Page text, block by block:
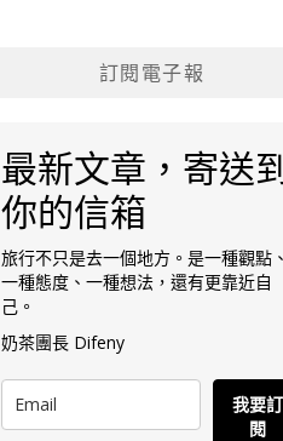
訂閱電子報
最新文章，寄送
你的信箱
旅行不只是去一個地方。是一種觀點、
一種態度、一種想法，還有更靠近自
己。
奶茶團長 Difeny
我要訂
閱